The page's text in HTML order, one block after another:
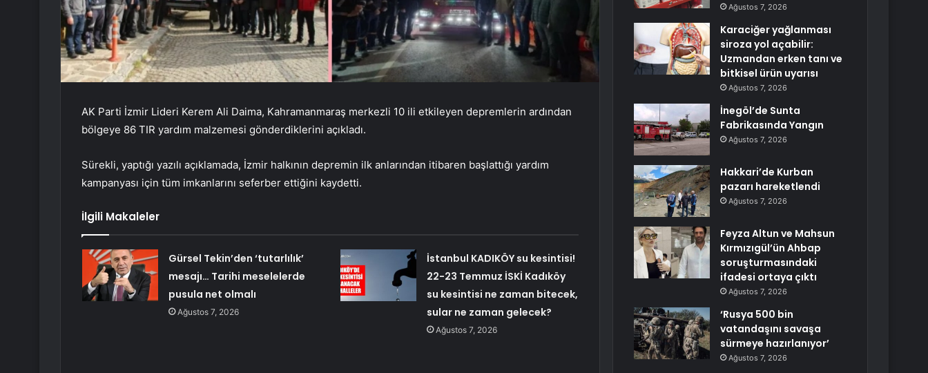
AK Parti İzmir Lideri Kerem Ali Daima, Kahramanmaraş merkezli 10 ili etkileyen depremlerin ardından
bölgeye 86 TIR yardım malzemesi gönderdiklerini açıkladı.
Sürekli, yaptığı yazılı açıklamada, İzmir halkının depremin ilk anlarından itibaren başlattığı yardım
kampanyası için tüm imkanlarını seferber ettiğini kaydetti.
İlgili Makaleler
Gürsel Tekin’den ‘tutarlılık’
mesajı… Tarihi meselelerde
pusula net olmalı
Ağustos 7, 2026
İstanbul KADIKÖY su kesintisi!
22-23 Temmuz İSKİ Kadıköy
su kesintisi ne zaman bitecek,
sular ne zaman gelecek?
Ağustos 7, 2026
Ağustos 7, 2026
Karaciğer yağlanması
siroza yol açabilir:
Uzmandan erken tanı ve
bitkisel ürün uyarısı
Ağustos 7, 2026
İnegöl’de Sunta
Fabrikasında Yangın
Ağustos 7, 2026
Hakkari’de Kurban
pazarı hareketlendi
Ağustos 7, 2026
Feyza Altun ve Mahsun
Kırmızıgül’ün Ahbap
soruşturmasındaki
ifadesi ortaya çıktı
Ağustos 7, 2026
‘Rusya 500 bin
vatandaşını savaşa
sürmeye hazırlanıyor’
Ağustos 7, 2026